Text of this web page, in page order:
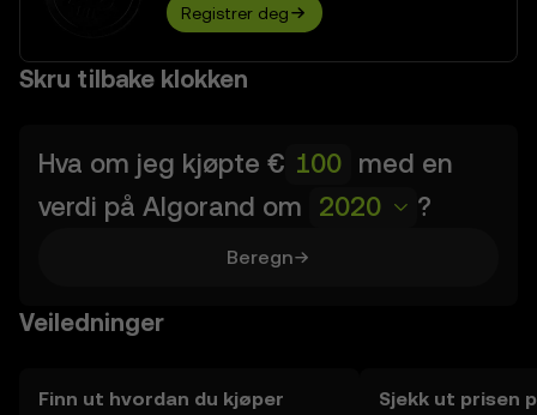
Registrer deg
Skru tilbake klokken
Hva om jeg kjøpte €
med en
verdi på Algorand om 2020 ?
Beregn
Veiledninger
Finn ut hvordan du kjøper
Sjekk ut prisen